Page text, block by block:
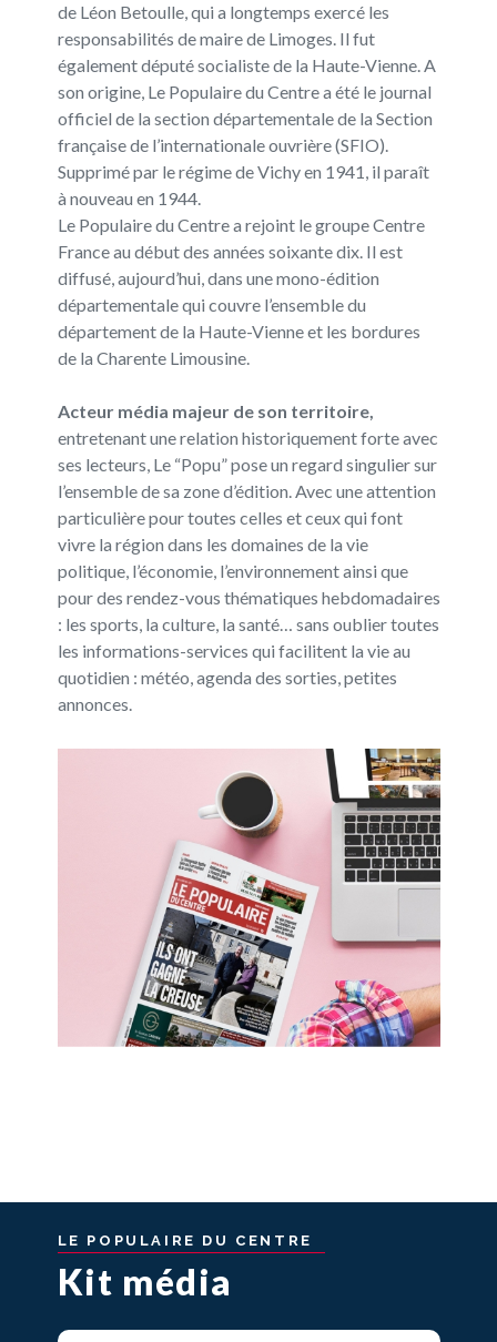
de Léon Betoulle, qui a longtemps exercé les
responsabilités de maire de Limoges. Il fut
également député socialiste de la Haute-Vienne. A
son origine, Le Populaire du Centre a été le journal
officiel de la section départementale de la Section
française de l’internationale ouvrière (SFIO).
Supprimé par le régime de Vichy en 1941, il paraît
à nouveau en 1944.
Le Populaire du Centre a rejoint le groupe Centre
France au début des années soixante dix. Il est
diffusé, aujourd’hui, dans une mono-édition
départementale qui couvre l’ensemble du
département de la Haute-Vienne et les bordures
de la Charente Limousine.
Acteur média majeur de son territoire,
entretenant une relation historiquement forte avec
ses lecteurs, Le “Popu” pose un regard singulier sur
l’ensemble de sa zone d’édition. Avec une attention
particulière pour toutes celles et ceux qui font
vivre la région dans les domaines de la vie
politique, l’économie, l’environnement ainsi que
pour des rendez-vous thématiques hebdomadaires
: les sports, la culture, la santé… sans oublier toutes
les informations-services qui facilitent la vie au
quotidien : météo, agenda des sorties, petites
annonces.
LE POPULAIRE DU CENTRE
Kit média